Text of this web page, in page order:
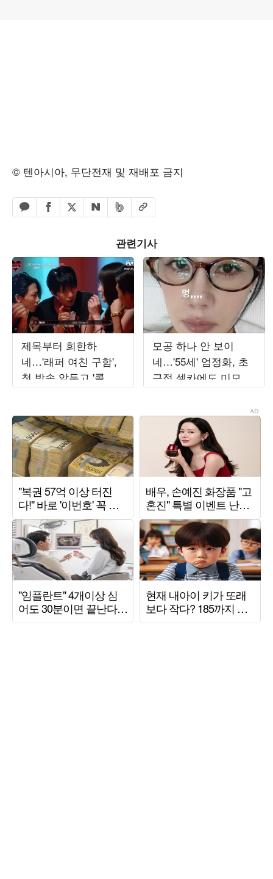
© 텐아시아, 무단전재 및 재배포 금지
카카오톡 공유하기
페이스북 공유하기
엑스 공유하기
네이버 공유하기
밴드 공유하기
URL복사
관련기사
제목부터 희한하
네…'래퍼 여친 구함',
첫 방송 앞두고 '콜아
웃 ♥데이트' 현장 공개
모공 하나 안 보이
네…'55세' 엄정화, 초
근접 셀카에도 미모 자
신감 '대폭발'